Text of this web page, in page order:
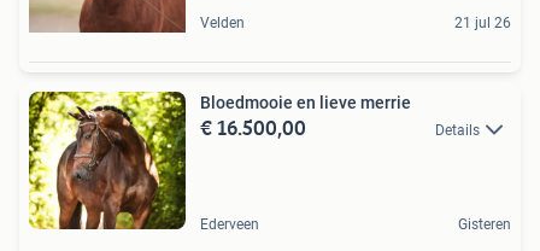
Velden 21 jul 26
Bloedmooie en lieve merrie
€ 16.500,00 Details
Ederveen Gisteren